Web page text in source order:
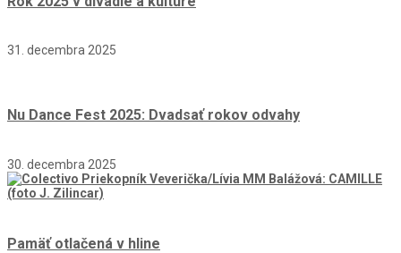
31. decembra 2025
Nu Dance Fest 2025: Dvadsať rokov odvahy
30. decembra 2025
Pamäť otlačená v hline